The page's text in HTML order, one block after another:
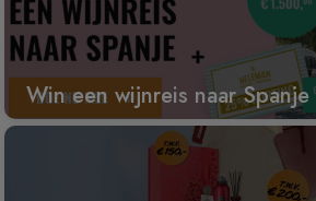
Win een wijnreis naar Spanje